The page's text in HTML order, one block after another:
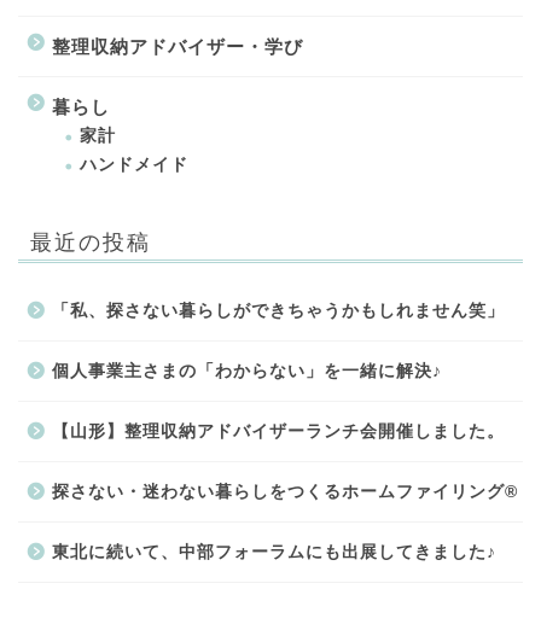
整理収納アドバイザー・学び
暮らし
家計
ハンドメイド
最近の投稿
「私、探さない暮らしができちゃうかもしれません笑」
個人事業主さまの「わからない」を一緒に解決♪
【山形】整理収納アドバイザーランチ会開催しました。
探さない・迷わない暮らしをつくるホームファイリング®
東北に続いて、中部フォーラムにも出展してきました♪